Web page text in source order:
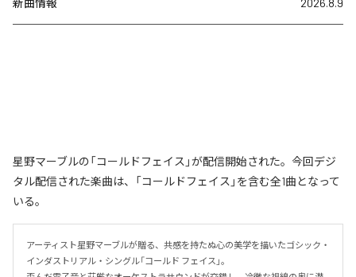
星野マーブルの「コールドフェイス」が配信開始された。今回デジ
タル配信された楽曲は、「コールドフェイス」を含む全1曲となって
いる。
アーティスト星野マーブルが贈る、共感を持たぬ心の美学を描いたゴシック・
インダストリアル・シングル「コールド フェイス」。